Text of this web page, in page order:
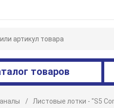
товаров
Листовые лотки - "S5